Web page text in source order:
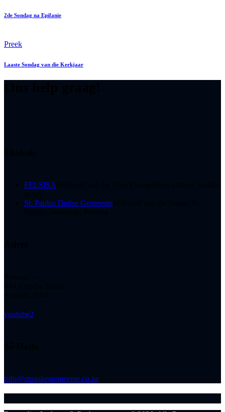
2de Sondag na Epifanie
Preek
Laaste Sondag van die Kerkjaar
FELSISA
St. Paulus Duitse Gemeente
youtube2
info@stpaulusgemeente.co.za